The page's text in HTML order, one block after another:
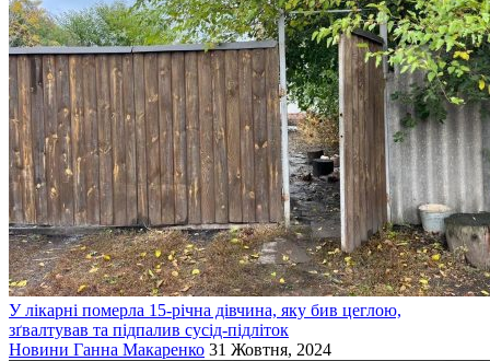
У лікарні померла 15-річна дівчина, яку бив цеглою,
зґвалтував та підпалив сусід-підліток
Новини Ганна Макаренко 31 Жовтня, 2024